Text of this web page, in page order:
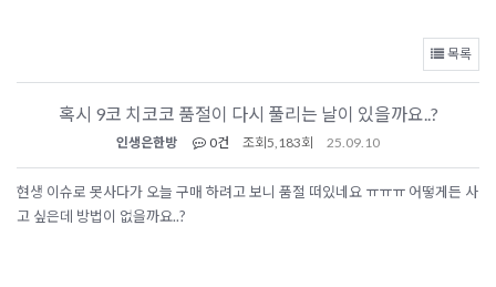
목록
혹시 9코 치코코 품절이 다시 풀리는 날이 있을까요..?
인생은한방 0건 조회 5,183회 25.09.10
현생 이슈로 못사다가 오늘 구매 하려고 보니 품절 떠있네요 ㅠㅠㅠ 어떻게든 사
고 싶은데 방법이 없을까요..?